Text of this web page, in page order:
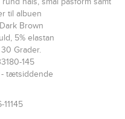
til albuen
Brown
5% elastan
Grader.
145
- tætsiddende